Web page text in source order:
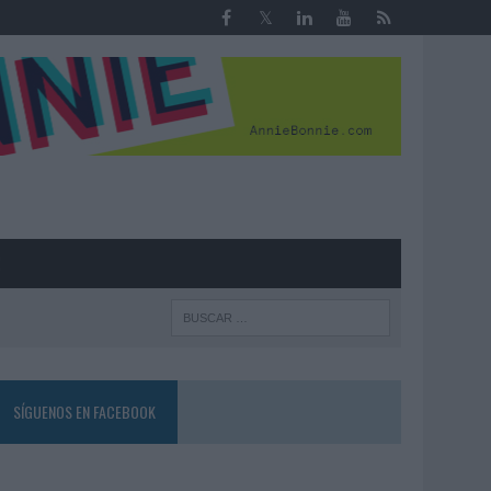
SÍGUENOS EN FACEBOOK